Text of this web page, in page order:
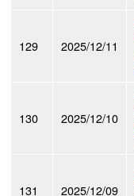
129 2025/12/11
130 2025/12/10
131 2025/12/09